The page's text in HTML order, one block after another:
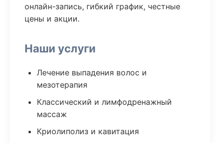
онлайн-запись, гибкий график, честные
цены и акции.
Наши услуги
Лечение выпадения волос и
мезотерапия
Классический и лимфодренажный
массаж
Криолиполиз и кавитация